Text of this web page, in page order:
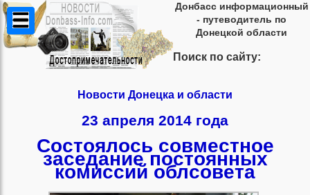
Донбасс информационный
- путеводитель по
Донецкой области
Поиск по сайту:
Новости Донецка и области
23 апреля 2014 года
Состоялось совместное
заседание постоянных
комиссий облсовета